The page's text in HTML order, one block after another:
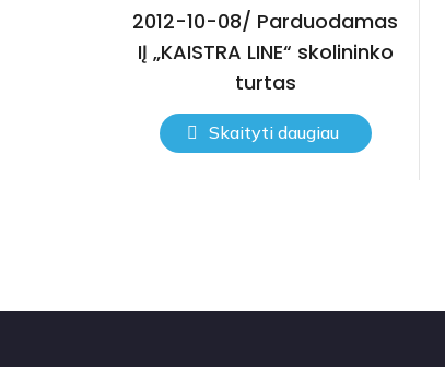
2012-10-08/ Parduodamas
IĮ „KAISTRA LINE“ skolininko
turtas
Skaityti daugiau